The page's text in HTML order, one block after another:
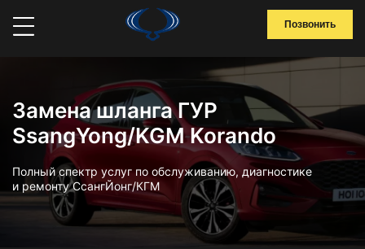
Позвонить
Замена шланга ГУР
SsangYong/KGM Korando
Полный спектр услуг по обслуживанию, диагностике
и ремонту СсангЙонг/КГМ